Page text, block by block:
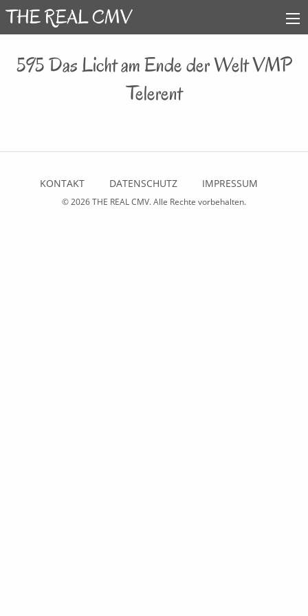
595 Das Licht am Ende der Welt VMP
Telerent
KONTAKT DATENSCHUTZ IMPRESSUM
© 2026THE REAL CMV. Alle Rechte vorbehalten.